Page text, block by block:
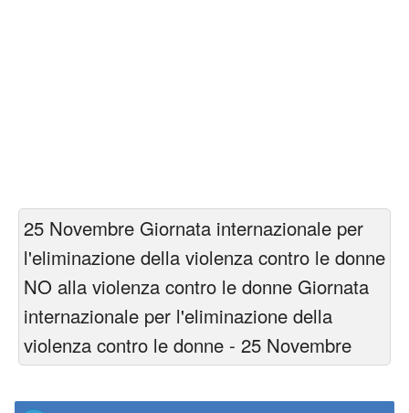
25 Novembre Giornata internazionale per
l'eliminazione della violenza contro le donne
NO alla violenza contro le donne Giornata
internazionale per l'eliminazione della
violenza contro le donne - 25 Novembre